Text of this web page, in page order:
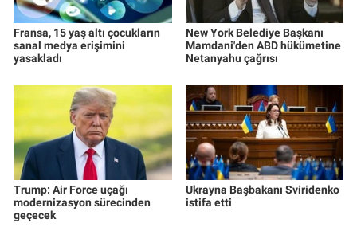
Fransa, 15 yaş altı çocukların
sanal medya erişimini
yasakladı
New York Belediye Başkanı
Mamdani'den ABD hükümetine
Netanyahu çağrısı
Trump: Air Force uçağı
modernizasyon sürecinden
geçecek
Ukrayna Başbakanı Sviridenko
istifa etti